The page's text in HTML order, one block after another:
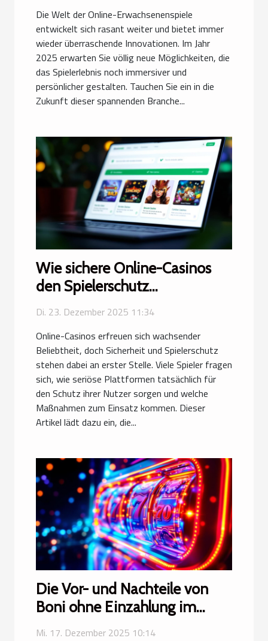
Die Welt der Online-Erwachsenenspiele
entwickelt sich rasant weiter und bietet immer
wieder überraschende Innovationen. Im Jahr
2025 erwarten Sie völlig neue Möglichkeiten, die
das Spielerlebnis noch immersiver und
persönlicher gestalten. Tauchen Sie ein in die
Zukunft dieser spannenden Branche...
Wie sichere Online-Casinos
den Spielerschutz
Di. 23. Dezember 2025 11:34
Online-Casinos erfreuen sich wachsender
Beliebtheit, doch Sicherheit und Spielerschutz
stehen dabei an erster Stelle. Viele Spieler fragen
sich, wie seriöse Plattformen tatsächlich für
den Schutz ihrer Nutzer sorgen und welche
Maßnahmen zum Einsatz kommen. Dieser
Artikel lädt dazu ein, die...
Die Vor- und Nachteile von
Boni ohne Einzahlung im
Online-Glücksspiel
Mi. 17. Dezember 2025 10:14